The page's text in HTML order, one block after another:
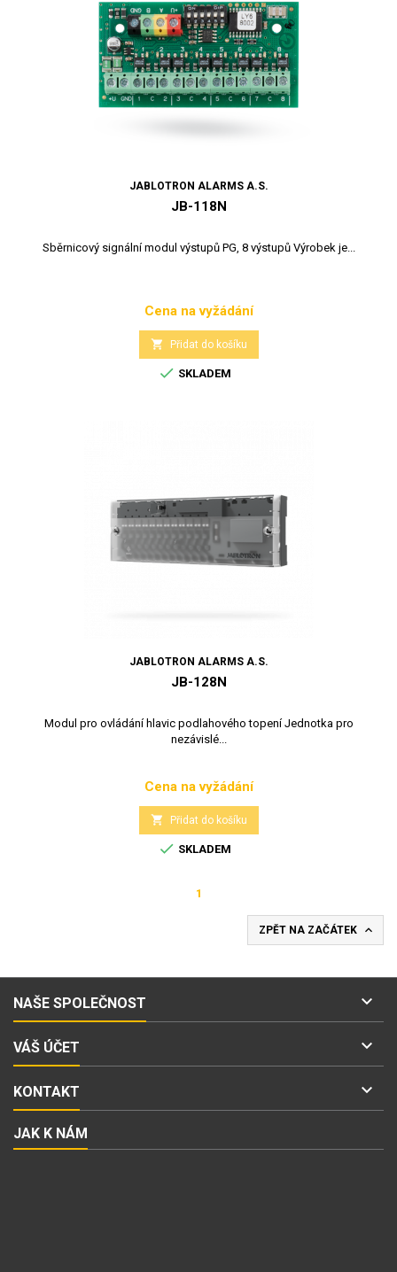
JABLOTRON ALARMS A.S.
JB-118N
Sběrnicový signální modul výstupů PG, 8 výstupů Výrobek je...
Cena
Cena na vyžádání
 Přidat do košíku
 SKLADEM
JABLOTRON ALARMS A.S.
JB-128N
Modul pro ovládání hlavic podlahového topení Jednotka pro
nezávislé...
Cena
Cena na vyžádání
 Přidat do košíku
 SKLADEM
1
ZPĚT NA ZAČÁTEK 
NAŠE SPOLEČNOST 
VÁŠ ÚČET 
KONTAKT 
JAK K NÁM